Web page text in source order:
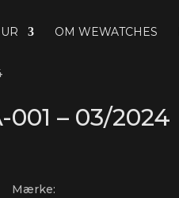
OM WEWATCHES
001 – 03/2024
Mærke: